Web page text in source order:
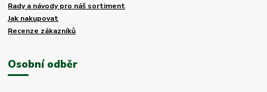
Rady a návody pro náš sortiment
Jak nakupovat
Recenze zákazníků
Osobní odběr